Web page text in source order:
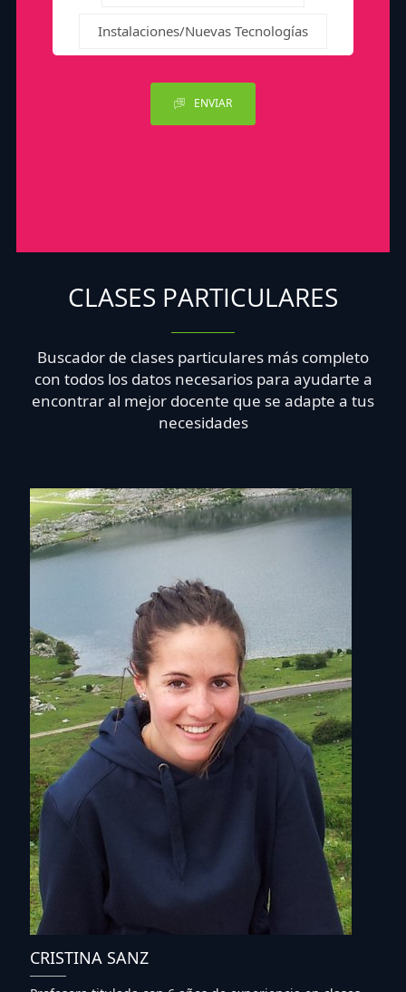
Instalaciones/Nuevas Tecnologías
ENVIAR
CLASES PARTICULARES
Buscador de clases particulares más completo
con todos los datos necesarios para ayudarte a
encontrar al mejor docente que se adapte a tus
necesidades
CRISTINA SANZ